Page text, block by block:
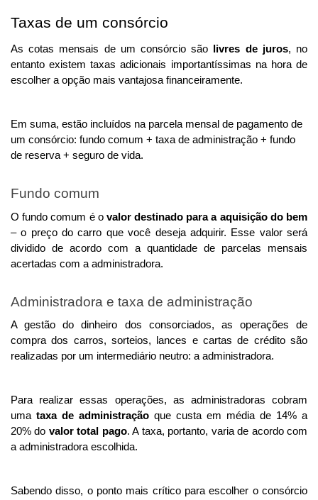
Taxas de um consórcio
As cotas mensais de um consórcio são livres de juros, no
entanto existem taxas adicionais importantíssimas na hora de
escolher a opção mais vantajosa financeiramente.
Em suma, estão incluídos na parcela mensal de pagamento de
um consórcio: fundo comum + taxa de administração + fundo
de reserva + seguro de vida.
Fundo comum
O fundo comum é o
– o preço do carro que você deseja adquirir. Esse valor será
dividido de acordo com a quantidade de parcelas mensais
acertadas com a administradora.
Administradora e taxa de administração
A gestão do dinheiro dos consorciados, as operações de
compra dos carros, sorteios, lances e cartas de crédito são
realizadas por um intermediário neutro: a administradora.
Para realizar essas operações, as administradoras cobram
uma taxa de administração que custa em média de 14% a
20% do valor total pago. A taxa, portanto, varia de acordo com
a administradora escolhida.
Sabendo disso, o ponto mais crítico para escolher o consórcio